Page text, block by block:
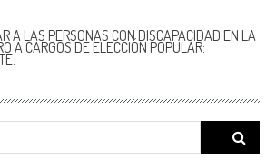
A LAS PERSONAS CON DISCAPACIDAD EN LA
A CARGOS DE ELECCIÓN POPULAR:
Search
for: